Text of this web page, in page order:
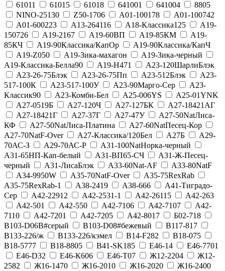
61011
61015 61018 641001 641004
8805
NINO-25130
Z50-1706 А01-100178
А01-100742
А01-600223
А13-264116 А18-Классика125
А19-
150726
А19-2167 А19-60ВП А19-85КМ
А19-
85КЧ
А19-90Классика/КапОр
А19-90Классика/КапЧ
А19-Z050
А19-Зика-махагон
А19-Зика-черный
А19-Классика-Белла90
А19-Н471
А23-120ШарлиБлэк
А23-26-75Блэк
А23-26-75Пп А23-512Блэк
А23-
517-100К
А23-517-100У А23-90Марго-Сер
А23-
Классик90
А23-Комби-Бел А25-006YS
А25-01YNK
А27-0519Б
А27-120Ч А27-127БК
А27-18421АГ
А27-18421Г
А27-37Г А27-47У
А27-50NatЛиса-
КФ
А27-50NatЛиса-Платина
А27-60NatПесец-Кор
А27-70NatF-Over
А27-Классика/120Бел А27Б
А29-
70АС-З
А29-70АС-Р
А31-100NatНорка-черный
А31-65НП-Кап-белый
А31-ВП65-СЧ
А31-Ж-Песец-
черный
А31-ЛисаБлэк А33-60Nat-AF
А33-80NatF
А34-9950W
А35-70NatF-Over
А35-75RexRab
А35-75RexRab-1
А38-2419 А38-666
А41-Тиградо-
Сер
А42-22912 А42-2531-1 А42-26115
А42-263
А42-501
А42-550 А42-7106 А42-7107
А42-
7110
А42-7201 А42-7205 А42-8017
Б02-718
В103-D06В#серый
В103-D08#бежевый
В117-817
В133-226/ж
В133-226/кэмел В14-F282
В18-075
В18-5777
В18-8805 В41-SK185 Е46-14
Е46-7701
Е46-D32
Е46-К606 Е46-Т07 Ж12-2204
Ж12-
2582
Ж16-1470 Ж16-2010 Ж16-2020
Ж16-2400